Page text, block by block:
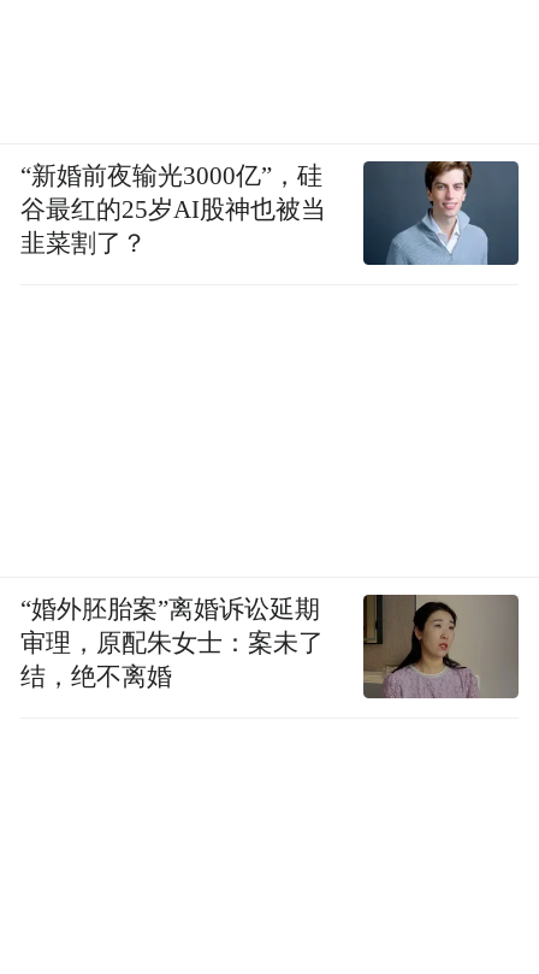
“新婚前夜输光3000亿”，硅
谷最红的25岁AI股神也被当
韭菜割了？
“婚外胚胎案”离婚诉讼延期
审理，原配朱女士：案未了
结，绝不离婚